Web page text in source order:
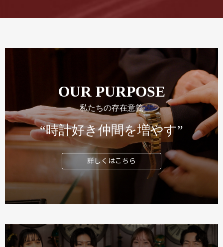
OUR PURPOSE
私たちの存在意義
“時計好き仲間を増やす”
詳しくはこちら